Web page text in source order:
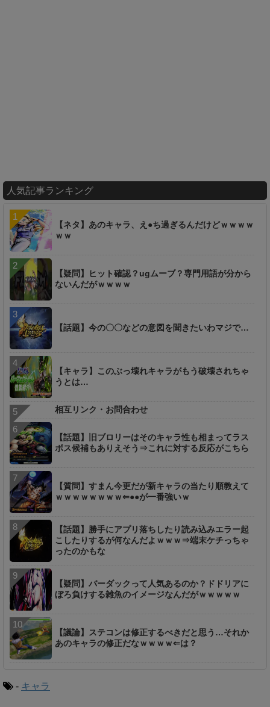
人気記事ランキング
【ネタ】あのキャラ、え●ち過ぎるんだけどｗｗｗｗ
ｗｗ
【疑問】ヒット確認？ugムーブ？専門用語が分から
ないんだがｗｗｗｗ
【話題】今の〇〇などの意図を聞きたいわマジで…
【キャラ】このぶっ壊れキャラがもう破壊されちゃ
うとは…
相互リンク・お問合わせ
【話題】旧ブロリーはそのキャラ性も相まってラス
ボス候補もありえそう⇒これに対する反応がこちら
【質問】すまん今更だが新キャラの当たり順教えて
ｗｗｗｗｗｗｗｗ⇐●●が一番強いｗ
【話題】勝手にアプリ落ちしたり読み込みエラー起
こしたりするが何なんだよｗｗｗ⇒端末ケチっちゃ
ったのかもな
【疑問】バーダックって人気あるのか？ドドリアに
ぼろ負けする雑魚のイメージなんだがｗｗｗｗｗ
【議論】ステコンは修正するべきだと思う…それか
あのキャラの修正だなｗｗｗｗ⇐は？
- キャラ